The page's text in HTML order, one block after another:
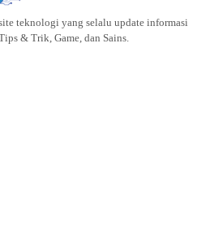
teknologi yang selalu update informasi
& Trik, Game, dan Sains.